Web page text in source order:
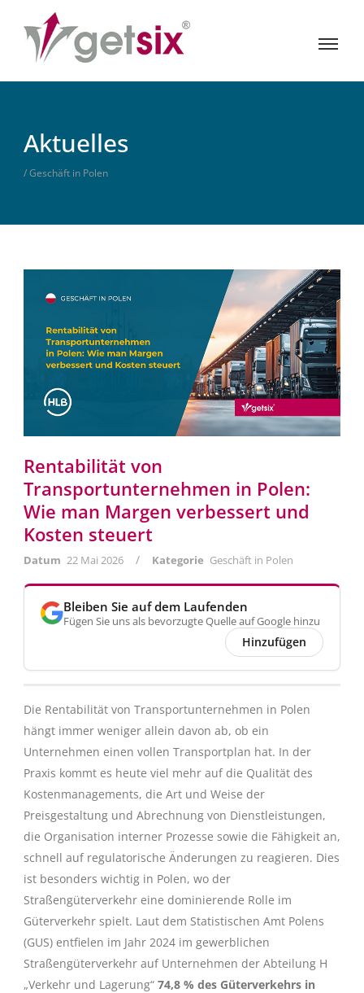
Aktuelles
/ Geschäft in Polen
Rentabilität von
Transportunternehmen in Polen:
Wie man Margen verbessert und
Kosten steuert
Datum 22 Mai 2026 / Kategorie Geschäft in Polen
Bleiben Sie auf dem Laufenden
Fügen Sie uns als bevorzugte Quelle auf Google hinzu
Hinzufügen
Die Rentabilität von Transportunternehmen in Polen
hängt immer weniger allein davon ab, ob ein
Unternehmen einen vollen Transportplan hat. In der
Praxis kommt es heute viel mehr auf die Qualität des
Kostenmanagements, die Art und Weise der
Preisgestaltung und Abrechnung von Dienstleistungen,
die Organisation interner Prozesse sowie die Fähigkeit an,
schnell auf regulatorische Änderungen zu reagieren. Dies
ist besonders wichtig in Polen, wo der
Straßengüterverkehr eine dominierende Rolle im
Güterverkehr spielt. Laut dem Statistischen Amt Polens
(GUS) entfielen im Jahr 2024 im gewerblichen
Straßengüterverkehr auf Unternehmen der Abteilung H
„Verkehr und Lagerung“ 74,8 % des Güterverkehrs in